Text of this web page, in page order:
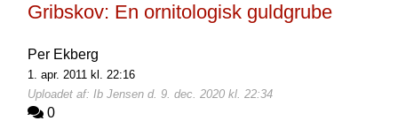
Gribskov: En ornitologisk guldgrube
Per Ekberg
1. apr. 2011 kl. 22:16
Uploadet af: Ib Jensen d. 9. dec. 2020 kl. 22:34
0